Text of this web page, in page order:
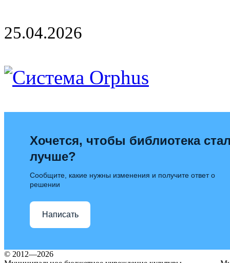
25.04.2026
Хочется, чтобы библиотека
лучше?
Сообщите, какие нужны изменения и получите ответ о
решении
Написать
© 2012—2026